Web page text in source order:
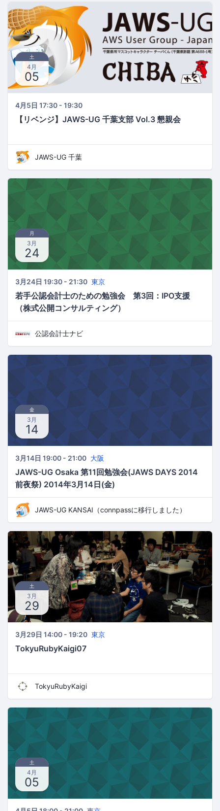
土
4月
05
4月5日 17:30 - 19:30
【リベンジ】JAWS-UG 千葉支部 Vol.3 懇親会
JAWS-UG 千葉
月
3月
24
3月24日 19:30 - 21:30 東京
若手公認会計士のための勉強会 第3回：IPO支援
（株式公開コンサルティング）
公認会計士ナビ
金
3月
14
3月14日 19:00 - 21:00 大阪
JAWS-UG Osaka 第11回勉強会(JAWS DAYS 2014
前夜祭) 2014年3月14日(金)
JAWS-UG KANSAI（connpassに移行しました）
土
3月
29
3月29日 14:00 - 19:20 東京
TokyuRubyKaigi07
TokyuRubyKaigi
土
4月
05